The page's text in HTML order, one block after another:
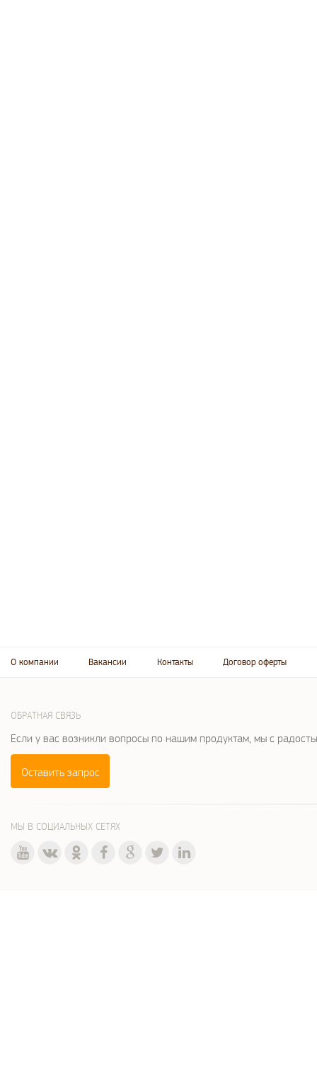
О компании Вакансии Контакты Договор оферты
ОБРАТНАЯ СВЯЗЬ
Если у вас возникли вопросы по нашим продуктам, мы с
Оставить запрос
МЫ В СОЦИАЛЬНЫХ СЕТЯХ